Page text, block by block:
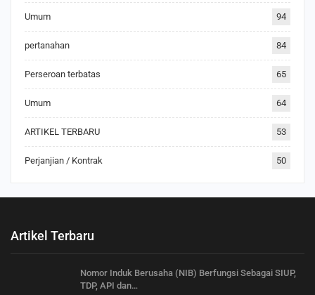
Umum 94
pertanahan 84
Perseroan terbatas 65
Umum 64
ARTIKEL TERBARU 53
Perjanjian / Kontrak 50
Artikel Terbaru
Nomor Induk Berusaha (NIB) Berfungsi Sebagai SIUP,
TDP, API dan…